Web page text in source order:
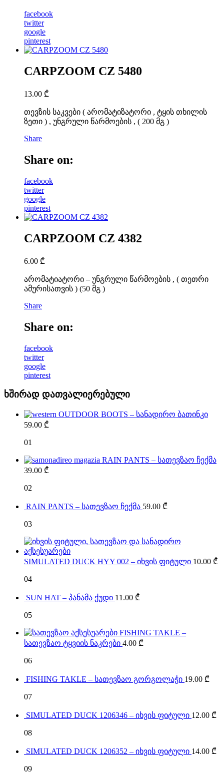
facebook
twitter
google
pinterest
CARPZOOM CZ 5480
13.00 ₾
თევზის საკვები ( არომატიზატორი , ტყის თხილის
ზეთი ) , უნგრული წარმოების , ( 200 მგ )
Share
Share on:
facebook
twitter
google
pinterest
CARPZOOM CZ 4382
6.00 ₾
არომატიატორი – უნგრული წარმოების , ( თეთრი
ამურისათვის ) (50 მგ )
Share
Share on:
facebook
twitter
google
pinterest
ხშირად დათვალიერებული
OUTDOOR BOOTS – სანადირო ბათინკი
59.00 ₾
01
RAIN PANTS – სათევზაო ჩექმა
39.00 ₾
02
RAIN PANTS – სათევზაო ჩექმა 59.00 ₾
03
SIMULATED DUCK HYY 002 – იხვის ფიტული 10.00 ₾
04
SUN HAT – პანამა ქუდი 11.00 ₾
05
FISHING TAKLE –
სათევზაო ტყვიის ნაკრები 4.00 ₾
06
FISHING TAKLE – სათევზაო გორგოლაჭი 19.00 ₾
07
SIMULATED DUCK 1206346 – იხვის ფიტული 12.00 ₾
08
SIMULATED DUCK 1206352 – იხვის ფიტული 14.00 ₾
09